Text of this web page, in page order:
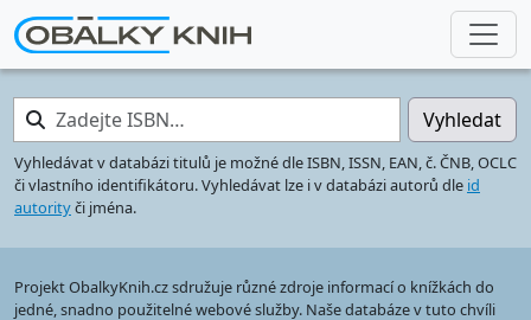
Zadejte ISBN… Vyhledat
Vyhledávat v databázi titulů je možné dle ISBN, ISSN, EAN, č. ČNB, OCLC
či vlastního identifikátoru. Vyhledávat lze i v databázi autorů dle id
autorityči jména.
Projekt ObalkyKnih.cz sdružuje různé zdroje informací o knížkách do
jedné, snadno použitelné webové služby. Naše databáze v tuto chvíli